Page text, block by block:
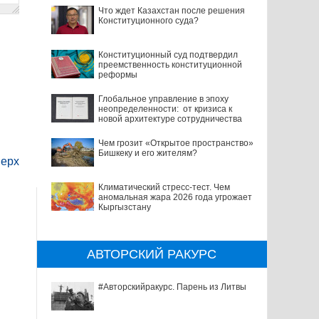
Что ждет Казахстан после решения
Конституционного суда?
Конституционный суд подтвердил
преемственность конституционной
реформы
Глобальное управление в эпоху
неопределенности: от кризиса к
новой архитектуре сотрудничества
Чем грозит «Открытое пространство»
Бишкеку и его жителям?
Климатический стресс-тест. Чем
аномальная жара 2026 года угрожает
Кыргызстану
АВТОРСКИЙ РАКУРС
#Авторскийракурс. Парень из Литвы